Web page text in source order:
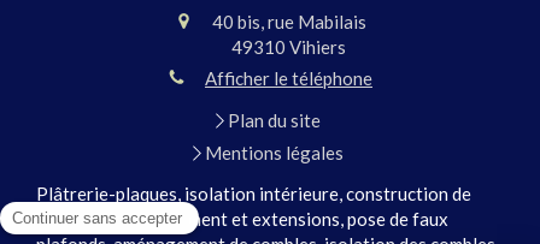
40 bis, rue Mabilais
49310 Vihiers
Afficher le téléphone
Plan du site
Mentions légales
Plâtrerie-plaques, isolation intérieure, construction de
maison, agrandissement et extensions, pose de faux